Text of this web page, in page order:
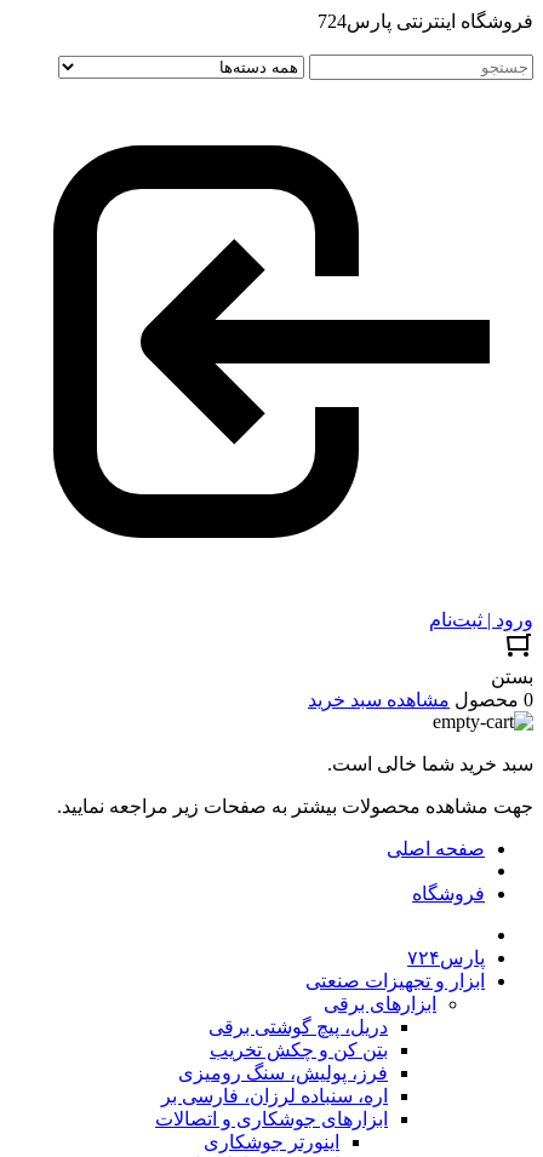
فروشگاه اینترنتی پارس724
ورود | ثبت‌نام
بستن
0 محصول
مشاهده سبد خرید
سبد خرید شما خالی است.
جهت مشاهده محصولات بیشتر به صفحات زیر مراجعه نمایید.
صفحه اصلی
فروشگاه
پارس۷۲۴
ابزار و تجهیزات صنعتی
ابزارهای برقی
دریل، پیچ گوشتی برقی
بتن کن و چکش تخریب
فرز، پولیش، سنگ رومیزی
اره، سنباده لرزان، فارسی بر
ابزارهای جوشکاری و اتصالات
اینورتر جوشکاری